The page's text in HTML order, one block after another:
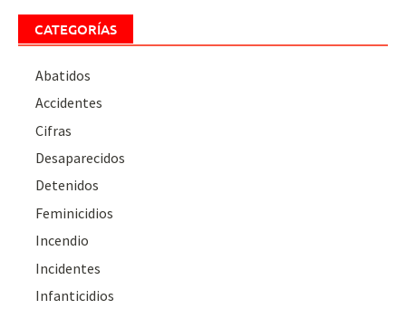
CATEGORÍAS
Abatidos
Accidentes
Cifras
Desaparecidos
Detenidos
Feminicidios
Incendio
Incidentes
Infanticidios